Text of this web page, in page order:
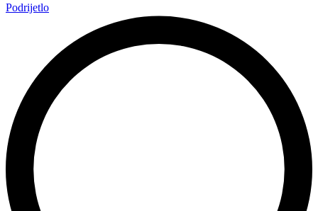
Podrijetlo